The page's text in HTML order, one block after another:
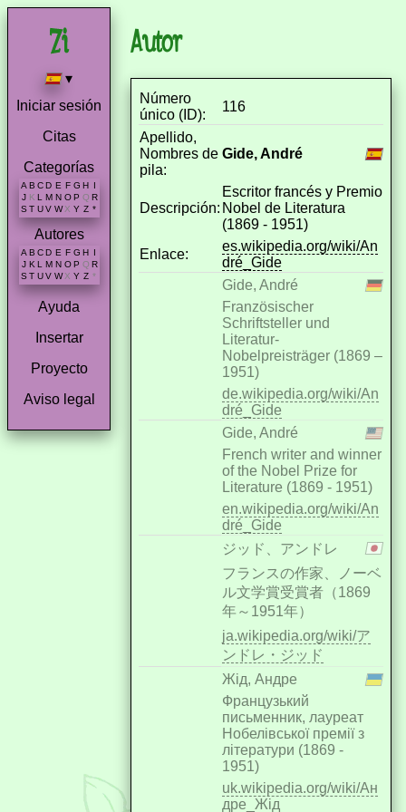
▾
Iniciar sesión
Citas
Categorías
A B C D E F G H I
J K L M N O P Q R
S T U V W X Y Z *
Autores
A B C D E F G H
J K L M N O P Q R
S T U V W X Y Z *
Ayuda
Insertar
Proyecto
Aviso legal
Autor
Número
único (ID):
116
Apellido,
Nombres de
pila:
Gide, André
Descripción:
Escritor francés y Premio
Nobel de Literatura
(1869 - 1951)
Enlace:
es.wikipedia.org/wiki/An
dré_Gide
Gide, André
Französischer
Schriftsteller und
Literatur-
Nobelpreisträger (1869 –
1951)
de.wikipedia.org/wiki/An
dré_Gide
Gide, André
French writer and winner
of the Nobel Prize for
Literature (1869 - 1951)
en.wikipedia.org/wiki/An
dré_Gide
ジッド、アンドレ
フランスの作家、ノーベ
ル文学賞受賞者（1869
年～1951年）
ja.wikipedia.org/wiki/ア
ンドレ・ジッド
Жід, Андре
Французький
письменник, лауреат
Нобелівської премії з
літератури (1869 -
1951)
uk.wikipedia.org/wiki/Ан
дре_Жід